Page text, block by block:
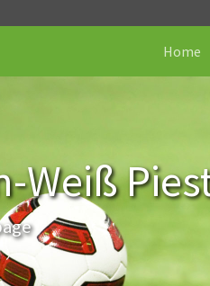
Home
Weiß